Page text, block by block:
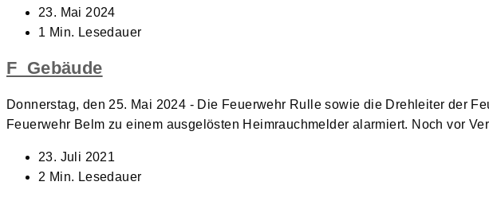
Beitrag
veröffentlicht:
23. Mai 2024
Lesedauer:
1 Min. Lesedauer
F_Gebäude
Donnerstag, den 25. Mai 2024 - Die Feuerwehr Rulle sowie die Drehleiter der
Feuerwehr Belm zu einem ausgelösten Heimrauchmelder alarmiert. Noch vor
Beitrag
veröffentlicht:
23. Juli 2021
Lesedauer:
2 Min. Lesedauer